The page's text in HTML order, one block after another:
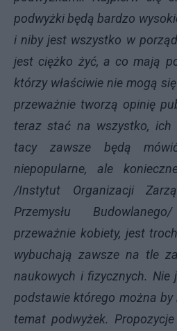
podwyżki będą bardzo
i niby jest wszystko w
jest ciężko żyć, a co mają
którzy właściwie nie mogą
przeważnie tworzą opinię
teraz stać na wszystko,
tacy zawsze będą
niepopularne, ale
/Instytut Organizacji
Przemysłu
przeważnie kobiety, jest
wybuchają zawsze na tle
naukowych i fizycznych. Nie
podstawie którego można by
temat podwyżek.